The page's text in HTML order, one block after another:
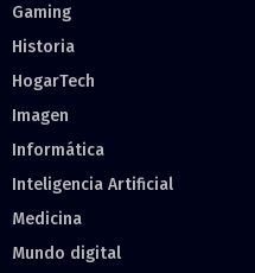
Gaming
Historia
HogarTech
Imagen
Informática
Inteligencia Artificial
Medicina
Mundo digital